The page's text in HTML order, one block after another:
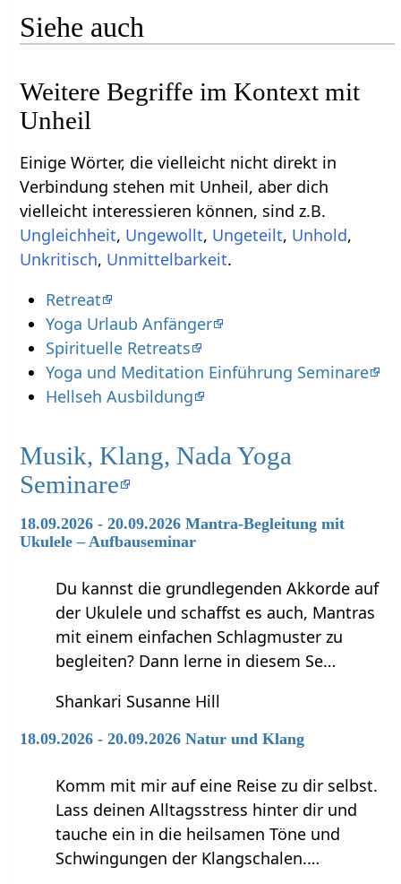
Siehe auch
Weitere Begriffe im Kontext mit
Einige Wörter, die vielleicht nicht direkt in
Verbindung stehen mit Unheil‏‎, aber dich
vielleicht interessieren können, sind z.B.
, , ,
,
,
.
Retreat
Yoga Urlaub Anfänger
Spirituelle Retreats
Yoga und Meditation Einführung Seminare
Hellseh Ausbildung
Musik, Klang, Nada Yoga
Seminare
18.09.2026 - 20.09.2026 Mantra-Begleitung mit
Ukulele – Aufbauseminar
Du kannst die grundlegenden Akkorde auf
der Ukulele und schaffst es auch, Mantras
mit einem einfachen Schlagmuster zu
begleiten? Dann lerne in diesem Se…
Shankari Susanne Hill
18.09.2026 - 20.09.2026 Natur und Klang
Komm mit mir auf eine Reise zu dir selbst.
Lass deinen Alltagsstress hinter dir und
tauche ein in die heilsamen Töne und
Schwingungen der Klangschalen.…